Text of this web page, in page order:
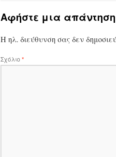
Αφήστε μια απάντηση
Η ηλ. διεύθυνση σας δεν
Σχόλιο *